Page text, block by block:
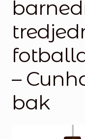
Handlekurv
Kontakt oss
–
bak